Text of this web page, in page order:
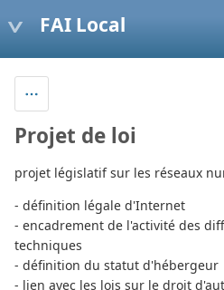
FAI Local
Projet de loi
projet législatif sur les réseaux
- définition légale d'Internet
- encadrement de l'activité des
techniques
- définition du statut d'hébergeur
- lien avec les lois sur le droit